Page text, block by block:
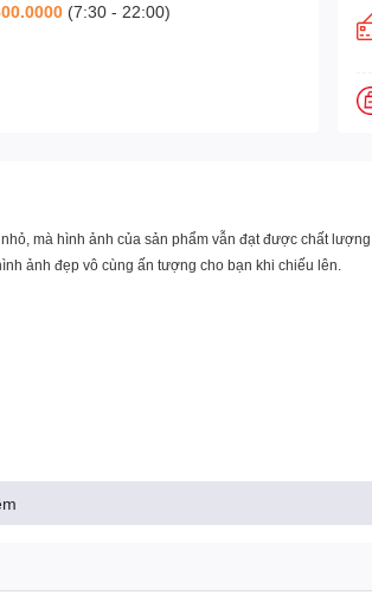
(7:30 - 22:00)
mà hình ảnh của sản phẩm vẫn đạt được chất
ảnh đẹp vô cùng ấn tượng cho bạn khi chiếu lên.